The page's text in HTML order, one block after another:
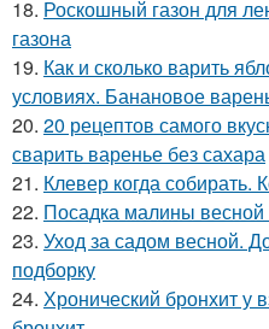
18. Роскошный газон для
газона
19. Как и сколько варить
условиях. Банановое
20. 20 рецептов самого
сварить варенье без сахара
21. Клевер когда собирать.
22. Посадка малины
23. Уход за садом весной.
подборку
24. Хронический бронхит у